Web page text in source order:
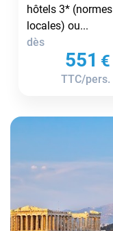
hôtels 3* (normes
locales) ou...
dès
551 €
TTC/pers.